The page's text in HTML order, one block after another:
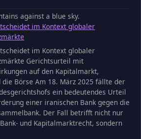
im Kontext globaler
im Kontext globaler
Gerichtsurteil mit
auf den Kapitalmarkt,
die Börse Am 18. März 2025 fällte der
ein bedeutendes Urteil
einer iranischen Bank gegen die
Der Fall betrifft nicht nur
und Kapitalmarktrecht, sondern